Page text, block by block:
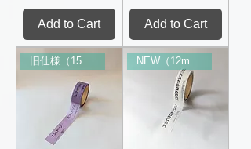
Add to Cart Add to Cart